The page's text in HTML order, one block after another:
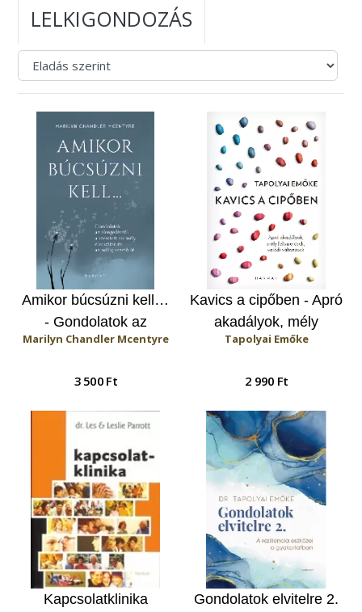
LELKIGONDOZÁS
Amikor búcsúzni kell…
- Gondolatok az
elengedésről: A
elvesztése és az odáig
vezető út
Marilyn Chandler Mcentyre
3 500 Ft
Kavics a cipőben - Apró
akadályok, mély
felismerések, valódi
Tapolyai Emőke
2 990 Ft
Kapcsolatklinika
Gondolatok elvitelre 2.